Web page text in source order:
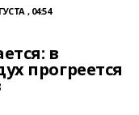
, 04:54
в
прогреется